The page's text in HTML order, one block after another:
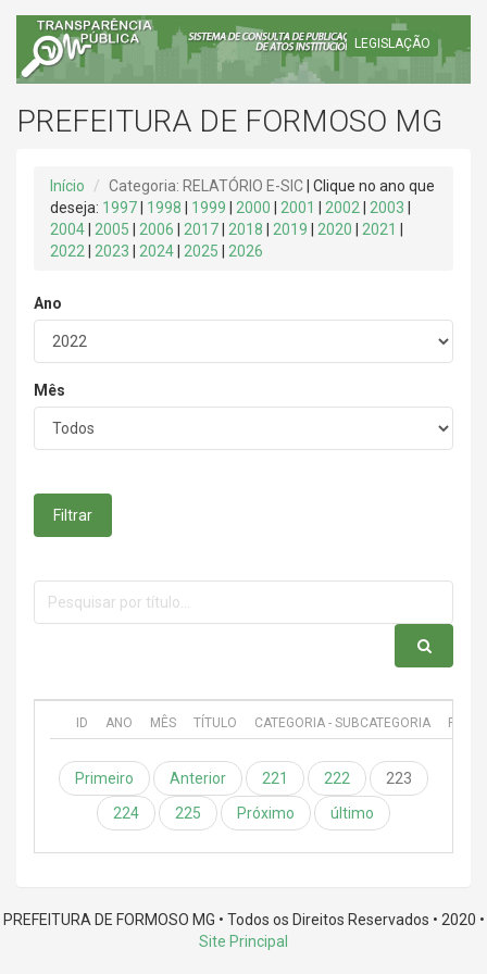
LEGISLAÇÃO
PREFEITURA DE FORMOSO MG
Início Categoria: RELATÓRIO E-SIC | Clique no ano que
deseja: 1997 1998 1999 2000 2001 2002 2003
2004
2005 2006 2017 2018 2019 2020 2021
2022
2023 2024 2025 2026
Ano
Mês
Filtrar
ID ANO MÊS TÍTULO CATEGORIA - SUBCATEGORIA
Primeiro Anterior 221 222
223
224
225 Próximo último
PREFEITURA DE FORMOSO MG • Todos os Direitos Reservados • 2020 •
Site Principal